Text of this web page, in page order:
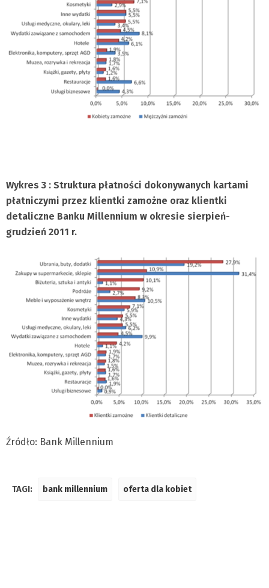
Wykres 3 : Struktura płatności dokonywanych kartami
płatniczymi przez klientki zamożne oraz klientki
detaliczne Banku Millennium w okresie sierpień-
grudzień 2011 r.
Źródło: Bank Millennium
TAGI: bank millennium oferta dla kobiet